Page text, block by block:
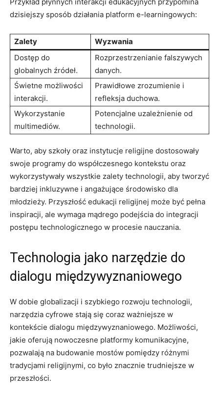
Przykład płynnych interakcji edukacyjnych przypomina
dzisiejszy sposób działania platform e-learningowych:
Zalety
Wyzwania
Dostęp do
globalnych źródeł.
Rozprzestrzenianie falszywych
danych.
Świetne możliwości
interakcji.
Prawidłowe zrozumienie i
refleksja duchowa.
Wykorzystanie
multimediów.
Potencjalne uzależnienie od
technologii.
Warto, aby szkoły oraz instytucje religijne dostosowały
swoje programy do współczesnego kontekstu oraz
wykorzystywały wszystkie zalety technologii, aby tworzyć
bardziej inkluzywne i angażujące środowisko dla
młodzieży. Przyszłość edukacji religijnej może być pełna
inspiracji, ale wymaga mądrego podejścia do integracji
postępu technologicznego w procesie nauczania.
Technologia jako narzędzie do
dialogu międzywyznaniowego
W dobie globalizacji i szybkiego rozwoju technologii,
narzędzia cyfrowe stają się coraz ważniejsze w
kontekście dialogu międzywyznaniowego. Możliwości,
jakie oferują nowoczesne platformy komunikacyjne,
pozwalają na budowanie mostów pomiędzy różnymi
tradycjami religijnymi, co było znacznie trudniejsze w
przeszłości.